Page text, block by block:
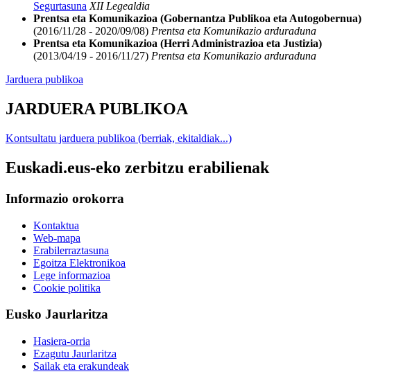
Segurtasuna XII Legealdia
Prentsa eta Komunikazioa (Gobernantza Publikoa eta Autogobernua)
(2016/11/28 - 2020/09/08) Prentsa eta Komunikazio arduraduna
Prentsa eta Komunikazioa (Herri Administrazioa eta Justizia)
(2013/04/19 - 2016/11/27) Prentsa eta Komunikazio arduraduna
Jarduera publikoa
JARDUERA PUBLIKOA
Kontsultatu jarduera publikoa (berriak, ekitaldiak...)
Euskadi.eus-eko zerbitzu erabilienak
Informazio orokorra
Kontaktua
Web-mapa
Erabilerraztasuna
Egoitza Elektronikoa
Lege informazioa
Cookie politika
Eusko Jaurlaritza
Hasiera-orria
Ezagutu Jaurlaritza
Sailak eta erakundeak